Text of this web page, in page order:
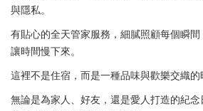
與隱私。
有貼心的全天管家服務，細膩照顧每個瞬間
讓時間慢下來。
這裡不是住宿，而是一種品味與歡樂交織的
無論是為家人、好友，還是愛人打造的紀